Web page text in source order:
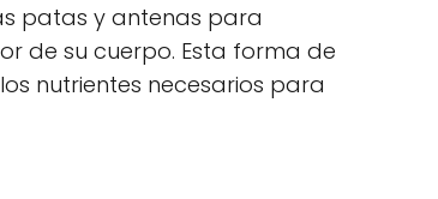
patas y antenas para
de su cuerpo. Esta forma de
nutrientes necesarios para